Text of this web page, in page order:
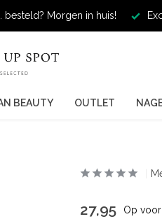
besteld? Morgen in huis!
BEAUTY OUTLET
27,95 Op